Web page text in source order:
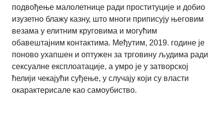
подвођење малолетнице ради проституције и добио
изузетно блажу казну, што многи приписују његовим
везама у елитним круговима и могућим
обавештајним контактима. Међутим, 2019. године је
поново ухапшен и оптужен за трговину људима ради
сексуалне експлоатације, а умро је у затворској
ћелији чекајући суђење, у случају који су власти
окарактерисале као самоубиство.